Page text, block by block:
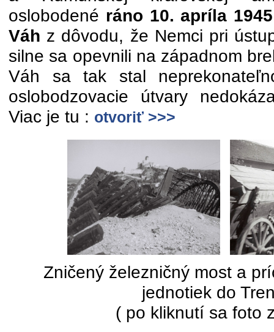
oslobodené ráno 10. apríla
Váh z dôvodu, že Nemci pri
silne sa opevnili na západnom
Váh sa tak stal
oslobodzovacie útvary
Viac je tu : otvoriť >>>
Zničený železničný most a
jednotiek do
( po kliknutí sa foto